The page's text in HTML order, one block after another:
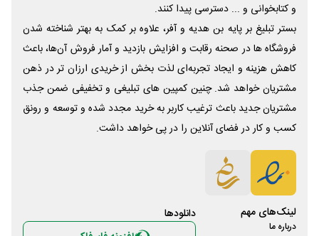
و کتابخوانی و ... دسترسی پیدا کنند.
بستر تبلیغ بر پایه بن هدیه و آفر، علاوه بر کمک به بهتر شناخته شدن
فروشگاه ها در صحنه رقابت و افزایش بازدید و آمار فروش آن‌ها، باعث
کاهش هزینه و ایجاد تجربه‌ای لذت بخش از خریدی ارزان تر در ذهن
مشتریان خواهد شد. چنین کمپین های تبلیغی و تخفیفی ضمن جذب
مشتریان جدید باعث ترغیب کاربر به خرید مجدد شده و توسعه و رونق
کسب و کار در فضای آنلاین را در پی خواهد داشت.
لینک‌های مهم
درباره ما
دانلود‌ها